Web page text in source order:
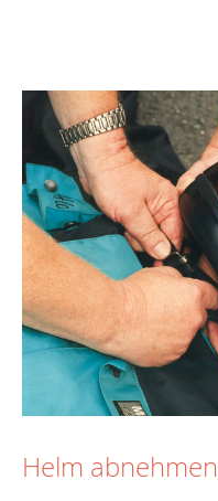
Helm abnehmen